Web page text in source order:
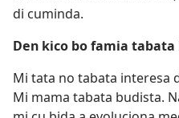
di cuminda.
Den kico bo famia tabata
Mi tata no tabata interesa
Mi mama tabata budista.